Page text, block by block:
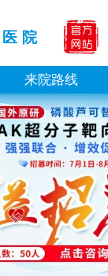
院
来院路线
白斑准确吗
疗怎么样